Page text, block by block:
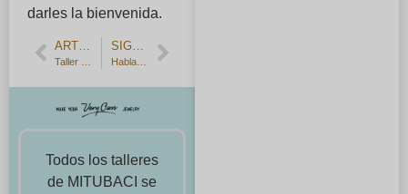
darles la bienvenida.
Todos los talleres
de MITUBACI se